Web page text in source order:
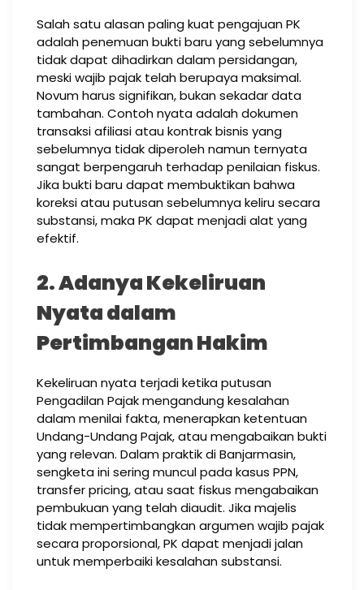
Salah satu alasan paling kuat pengajuan PK
adalah penemuan bukti baru yang sebelumnya
tidak dapat dihadirkan dalam persidangan,
meski wajib pajak telah berupaya maksimal.
Novum harus signifikan, bukan sekadar data
tambahan. Contoh nyata adalah dokumen
transaksi afiliasi atau kontrak bisnis yang
sebelumnya tidak diperoleh namun ternyata
sangat berpengaruh terhadap penilaian fiskus.
Jika bukti baru dapat membuktikan bahwa
koreksi atau putusan sebelumnya keliru secara
substansi, maka PK dapat menjadi alat yang
efektif.
2. Adanya Kekeliruan
Nyata dalam
Pertimbangan Hakim
Kekeliruan nyata terjadi ketika putusan
Pengadilan Pajak mengandung kesalahan
dalam menilai fakta, menerapkan ketentuan
Undang-Undang Pajak, atau mengabaikan bukti
yang relevan. Dalam praktik di Banjarmasin,
sengketa ini sering muncul pada kasus PPN,
transfer pricing, atau saat fiskus mengabaikan
pembukuan yang telah diaudit. Jika majelis
tidak mempertimbangkan argumen wajib pajak
secara proporsional, PK dapat menjadi jalan
untuk memperbaiki kesalahan substansi.